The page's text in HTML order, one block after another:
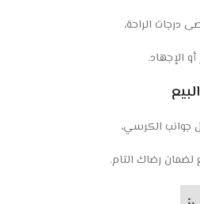
درجات الراحة،
الإجهاد.
جوانب الكرسي،
لضمان رضاك التام.